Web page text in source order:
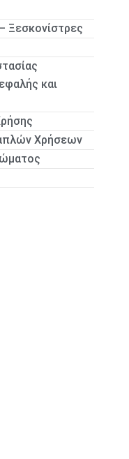
Ξεσκονίστρες
και
Χρήσεων